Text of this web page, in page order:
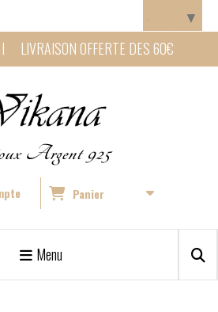
LIVRAISON OFFERTE DES 60€
Argent 925
Panier
Menu
▼